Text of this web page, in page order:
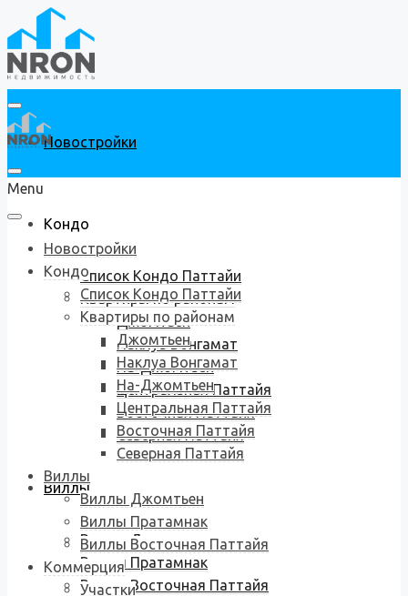
Новостройки
Кондо
Список Кондо Паттайи
Квартиры по районам
Джомтьен
Наклуа Вонгамат
На-Джомтьен
Центральная Паттайя
Восточная Паттайя
Северная Паттайя
Виллы
Виллы Джомтьен
Виллы Пратамнак
Виллы Восточная Паттайя
Menu
Новостройки
Кондо
Список Кондо Паттайи
Квартиры по районам
Джомтьен
Наклуа Вонгамат
На-Джомтьен
Центральная Паттайя
Восточная Паттайя
Северная Паттайя
Виллы
Виллы Джомтьен
Виллы Пратамнак
Виллы Восточная Паттайя
Коммерция
Участки